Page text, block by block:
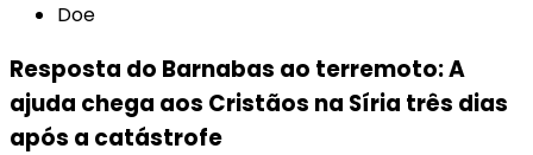
Doe
Resposta do Barnabas ao terremoto: A
ajuda chega aos Cristãos na Síria três dias
após a catástrofe